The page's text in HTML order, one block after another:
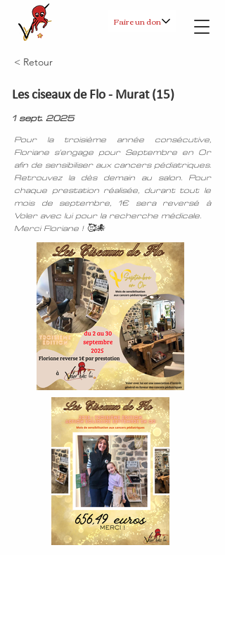
Faire un don
< Retour
Les ciseaux de Flo - Murat (15)
1 sept. 2025
Pour la troisième année consécutive,
Floriane s'engage pour Septembre en Or
afin de sensibiliser aux cancers pédiatriques.
Retrouvez la dès demain au salon. Pour
chaque prestation réalisée, durant tout le
mois de septembre, 1€ sera reversé à
Voler avec lui pour la recherche médicale.
Merci Floriane ! 🥰🐙